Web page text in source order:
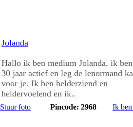
Jolanda
Hallo ik ben medium Jolanda, ik
30 jaar actief en leg de lenormand
voor je. Ik ben helderziend en
heldervoelend en ik..
Stuur foto Pincode: 2968 Ik